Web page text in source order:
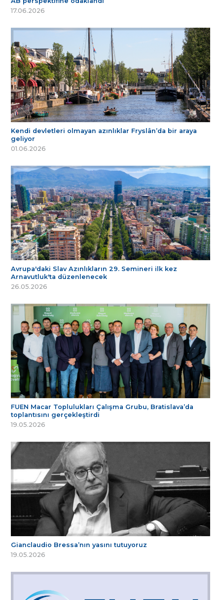
17.06.2026
Kendi devletleri olmayan azınlıklar Fryslân’da bir araya
geliyor
01.06.2026
Avrupa'daki Slav Azınlıkların 29. Semineri ilk kez
Arnavutluk'ta düzenlenecek
26.05.2026
FUEN Macar Toplulukları Çalışma Grubu, Bratislava’da
toplantısını gerçekleştirdi
19.05.2026
Gianclaudio Bressa’nın yasını tutuyoruz
19.05.2026